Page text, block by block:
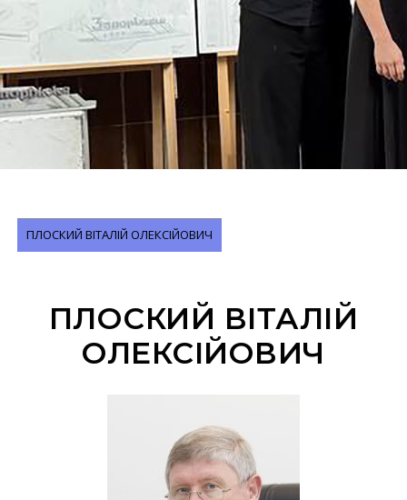
ПЛОСКИЙ ВІТАЛІЙ ОЛЕКСІЙОВИЧ
ПЛОСКИЙ ВІТАЛІЙ
ОЛЕКСІЙОВИЧ